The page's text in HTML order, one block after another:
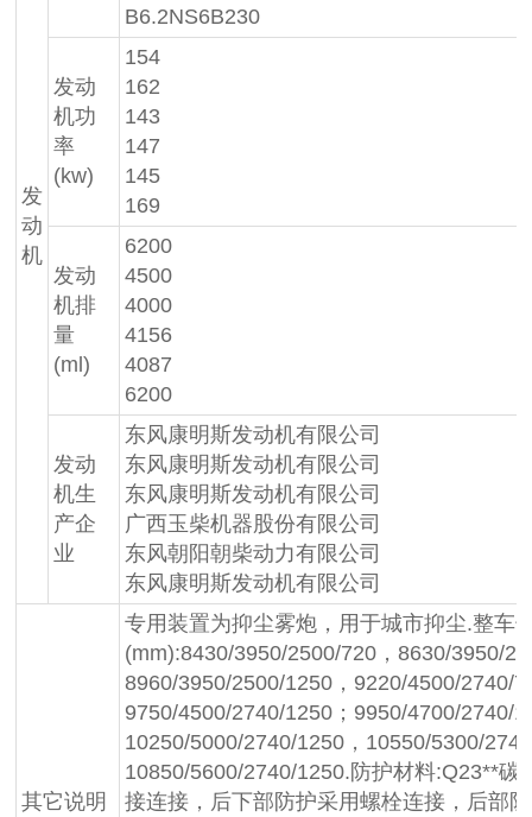
发
动
机
B6.2NS6B230
发动
机功
率
(kw)
154
162
143
147
145
169
发动
机排
量
(ml)
6200
4500
4000
4156
4087
6200
发动
机生
产企
业
东风康明斯发动机有限公司
东风康明斯发动机有限公司
东风康明斯发动机有限公司
广西玉柴机器股份有限公司
东风朝阳朝柴动力有限公司
东风康明斯发动机有限公司
其它说明
专用装置为抑尘雾炮，用于城市抑尘.整车
(mm):8430/3950/2500/720，8630/3950/
8960/3950/2500/1250，9220/4500/2740/
9750/4500/2740/1250；9950/4700/2740/
10250/5000/2740/1250，10550/5300/
10850/5600/2740/1250.防护材料:Q23**碳
接连接，后下部防护采用螺栓连接，后部